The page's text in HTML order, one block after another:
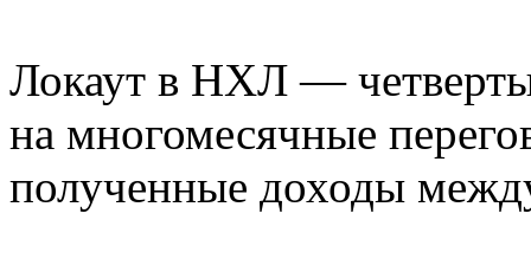
Локаут в НХЛ —
на многомесячные
полученные доходы